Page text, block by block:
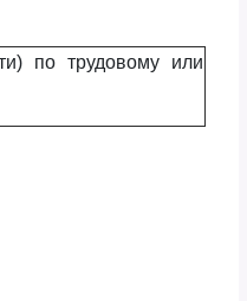
по трудовому или